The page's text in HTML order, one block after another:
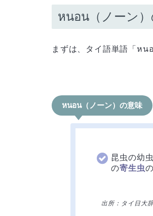
หนอน（ノーン
まずは、タイ語単語「หน
หนอน（ノーン）の意味
昆虫の幼
の寄生虫
出所：タイ日大